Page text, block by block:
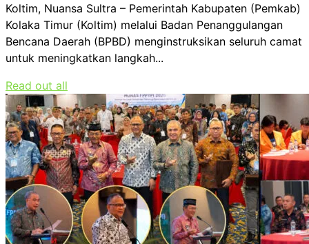
Koltim, Nuansa Sultra – Pemerintah Kabupaten (Pemkab)
Kolaka Timur (Koltim) melalui Badan Penanggulangan
Bencana Daerah (BPBD) menginstruksikan seluruh camat
untuk meningkatkan langkah...
Read out all